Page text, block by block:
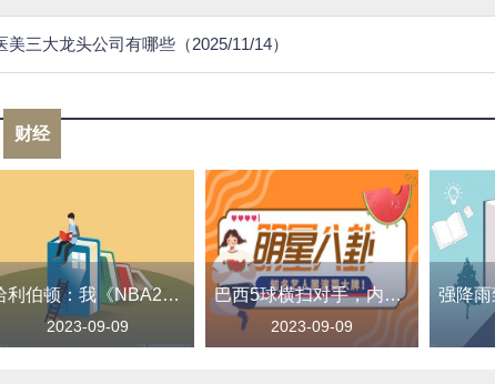
美三大龙头公司有哪些（2025/11/14）
财经
哈利伯顿：我《NBA2K24》的突破扣篮只有65？别瞎搞了！
2023-09-09
巴西5球横扫对手，内马尔超越贝利独享历史射手王，创造伟大成就
2023-09-09